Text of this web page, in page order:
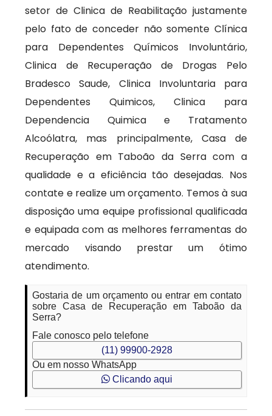
setor de Clinica de Reabilitação justamente
pelo fato de conceder não somente Clínica
para Dependentes Químicos Involuntário,
Clinica de Recuperação de Drogas Pelo
Bradesco Saude, Clinica Involuntaria para
Dependentes Quimicos, Clinica para
Dependencia Quimica e Tratamento
Alcoólatra, mas principalmente, Casa de
Recuperação em Taboão da Serra com a
qualidade e a eficiência tão desejadas. Nos
contate e realize um orçamento. Temos à sua
disposição uma equipe profissional qualificada
e equipada com as melhores ferramentas do
mercado visando prestar um ótimo
atendimento.
Gostaria de um orçamento ou entrar em contato
sobre Casa de Recuperação em Taboão da
Serra?
Fale conosco pelo telefone
(11) 99900-2928
Ou em nosso WhatsApp
Clicando aqui